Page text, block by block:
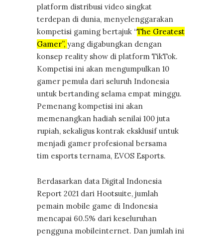
platform distribusi video singkat
terdepan di dunia, menyelenggarakan
kompetisi gaming bertajuk “The Greatest
Gamer”, yang digabungkan dengan
konsep reality show di platform TikTok.
Kompetisi ini akan mengumpulkan 10
gamer pemula dari seluruh Indonesia
untuk bertanding selama empat minggu.
Pemenang kompetisi ini akan
memenangkan hadiah senilai 100 juta
rupiah, sekaligus kontrak eksklusif untuk
menjadi gamer profesional bersama
tim esports ternama, EVOS Esports.
Berdasarkan data Digital Indonesia
Report 2021 dari Hootsuite, jumlah
pemain mobile game di Indonesia
mencapai 60.5% dari keseluruhan
pengguna mobileinternet. Dan jumlah ini